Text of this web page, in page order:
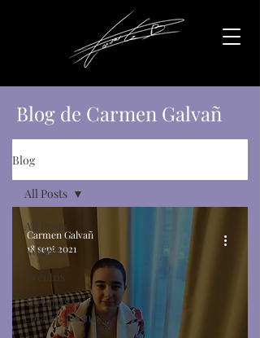
Blog de Carmen Galvañ
Blog
All Posts
Noticias
Eventos
Tertulias y
colaboraciones
All Posts
Carmen Galvañ
18 sept 2021